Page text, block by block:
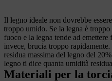
Il legno ideale non dovrebbe
troppo umido. Se la legna è
fuoco e la legna tende ad
invece, brucia troppo
residua massima del legno del
legno ti dice quanta umidità
Materiali per la